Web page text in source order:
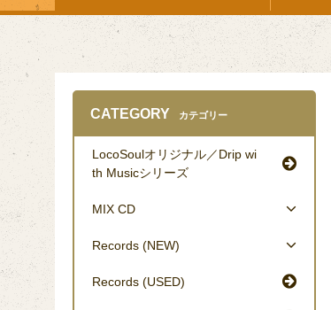
CATEGORY カテゴリー
LocoSoulオリジナル／Drip wi
th Musicシリーズ
MIX CD
Records (NEW)
Records (USED)